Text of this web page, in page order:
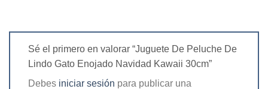
Sé el primero en valorar “Juguete De Peluche De
Lindo Gato Enojado Navidad Kawaii 30cm”
Debes iniciar sesión para publicar una